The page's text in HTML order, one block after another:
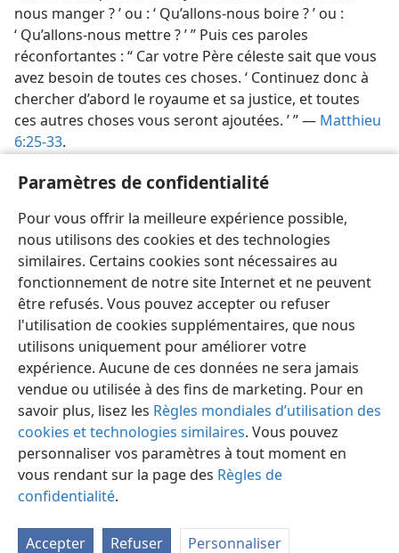
Paramètres de confidentialité
Pour vous offrir la meilleure expérience possible,
nous utilisons des cookies et des technologies
similaires. Certains cookies sont nécessaires au
fonctionnement de notre site Internet et ne peuvent
être refusés. Vous pouvez accepter ou refuser
l'utilisation de cookies supplémentaires, que nous
utilisons uniquement pour améliorer votre
expérience. Aucune de ces données ne sera jamais
vendue ou utilisée à des fins de marketing. Pour en
savoir plus, lisez les Règles mondiales d’utilisation des
cookies et technologies similaires. Vous pouvez
personnaliser vos paramètres à tout moment en
vous rendant sur la page des Règles de
confidentialité.
Accepter Refuser Personnaliser
nous manger ? ’ ou : ‘ Qu’allons-​nous boire ? ’ ou :
‘ Qu’allons-​nous mettre ? ’ ” Puis ces paroles
réconfortantes : “ Car votre Père céleste sait que vous
avez besoin de toutes ces choses. ‘ Continuez donc à
chercher d’abord le royaume et sa justice, et toutes
ces autres choses vous seront ajoutées. ’ ” — Matthieu
6:25-33.
[Illustration, page 16]
L’apôtre Paul a été plus d’une fois en proie à
l’inquiétude.